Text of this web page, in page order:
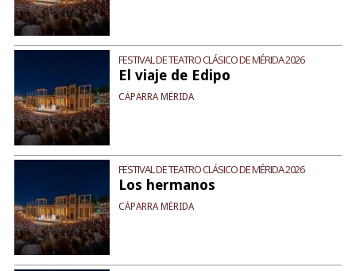
FESTIVAL DE TEATRO CLÁSICO DE MÉRIDA 2026
El viaje de Edipo
CÁPARRA MÉRIDA
FESTIVAL DE TEATRO CLÁSICO DE MÉRIDA 2026
Los hermanos
CÁPARRA MÉRIDA